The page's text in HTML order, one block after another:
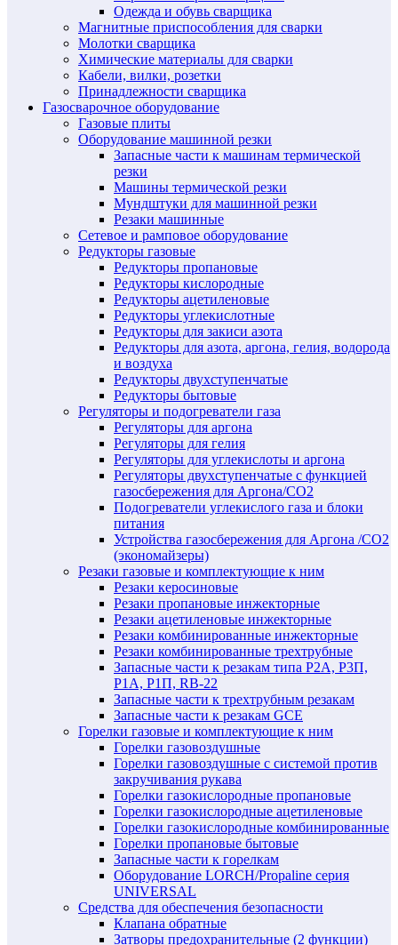
Одежда и обувь сварщика
Магнитные приспособления для сварки
Молотки сварщика
Химические материалы для сварки
Кабели, вилки, розетки
Принадлежности сварщика
Газосварочное оборудование
Газовые плиты
Оборудование машинной резки
Запасные части к машинам термической
резки
Машины термической резки
Мундштуки для машинной резки
Резаки машинные
Сетевое и рамповое оборудование
Редукторы газовые
Редукторы пропановые
Редукторы кислородные
Редукторы ацетиленовые
Редукторы углекислотные
Редукторы для закиси азота
Редукторы для азота, аргона, гелия, водорода
и воздуха
Редукторы двухступенчатые
Редукторы бытовые
Регуляторы и подогреватели газа
Регуляторы для аргона
Регуляторы для гелия
Регуляторы для углекислоты и аргона
Регуляторы двухступенчатые c функцией
газосбережения для Аргона/СО2
Подогреватели углекислого газа и блоки
питания
Устройства газосбережения для Аргона /СО2
(экономайзеры)
Резаки газовые и комплектующие к ним
Резаки керосиновые
Резаки пропановые инжекторные
Резаки ацетиленовые инжекторные
Резаки комбинированные инжекторные
Резаки комбинированные трехтрубные
Запасные части к резакам типа Р2А, Р3П,
Р1А, Р1П, RB-22
Запасные части к трехтрубным резакам
Запасные части к резакам GCE
Горелки газовые и комплектующие к ним
Горелки газовоздушные
Горелки газовоздушные с системой против
закручивания рукава
Горелки газокислородные пропановые
Горелки газокислородные ацетиленовые
Горелки газокислородные комбинированные
Горелки пропановые бытовые
Запасные части к горелкам
Оборудование LORCH/Propaline серия
UNIVERSAL
Средства для обеспечения безопасности
Клапана обратные
Затворы предохранительные (2 функции)